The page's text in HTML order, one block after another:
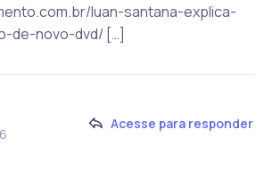
luan-santana-explica-
de-novo-dvd/ […]
Acesse para responder